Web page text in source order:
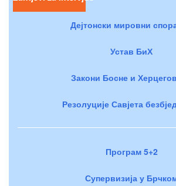
Дејтонски мировни
Устав БиХ
Закони Босне и
Резолуције Савјета
Програм 5+2
Супервизија у